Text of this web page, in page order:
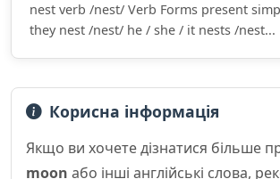
nest verb /nest/ Verb Forms present
they nest /nest/ he / she / it nests /nest...
Корисна інформація
Якщо ви хочете дізнатися більше
moon або інші англійські слова,